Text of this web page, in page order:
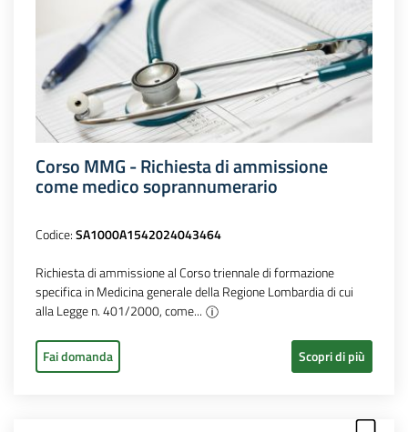
Corso MMG - Richiesta di ammissione
come medico soprannumerario
Codice:SA1000A1542024043464
Richiesta di ammissione al Corso triennale di formazione
specifica in Medicina generale della Regione Lombardia di cui
alla Legge n. 401/2000, come...
Fai domanda Scopri di più